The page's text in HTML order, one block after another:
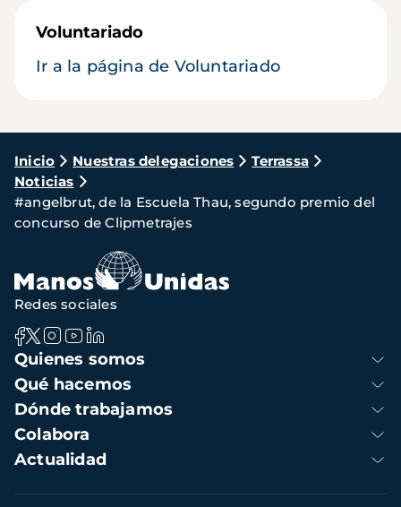
Voluntariado
Ir a la página de Voluntariado
Ruta
de
navegación
Inicio Nuestras delegaciones
Terrassa
Noticias
#angelbrut, de la Escuela Thau, segundo premio del
concurso de Clipmetrajes
Navegación
principal
Quienes somos
Qué hacemos
Dónde trabajamos
Colabora
Actualidad
Redes sociales